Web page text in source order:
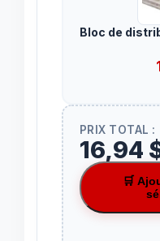
Bloc de
PRIX TOTAL :
16,94
🛒